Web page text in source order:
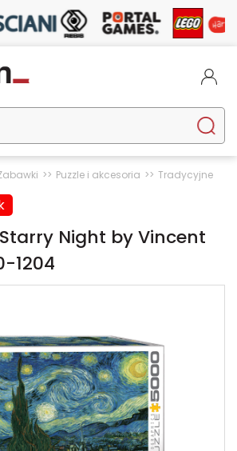
Puzzle i akcesoria Tradycyjne
Night by Vincent
1204